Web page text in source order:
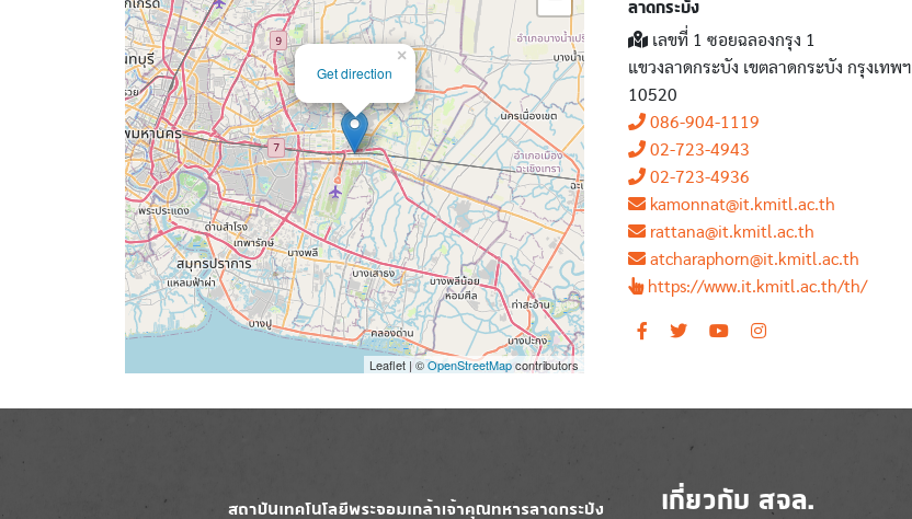
Get direction
×
Leaflet | ©OpenStreetMapcontributors
ลาดกระบัง
เลขที่ 1 ซอยฉลองกรุง 1
แขวงลาดกระบัง เขตลาดกระบัง กรุงเทพฯ
10520
086-904-1119
02-723-4943
02-723-4936
kamonnat@it.kmitl.ac.th
rattana@it.kmitl.ac.th
atcharaphorn@it.kmitl.ac.th
https://www.it.kmitl.ac.th/th/
Image Image เกี่ยวกับ สจล.